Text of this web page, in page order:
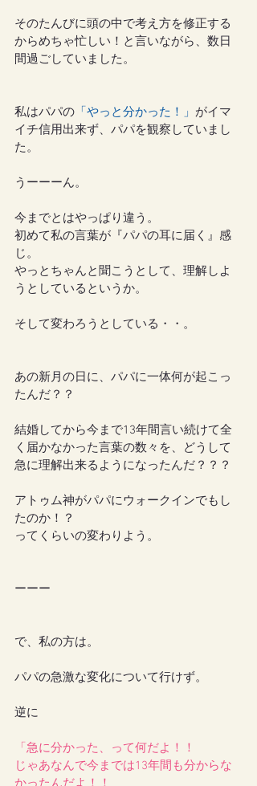
そのたんびに頭の中で考え方を修正する
からめちゃ忙しい！と言いながら、数日
間過ごしていました。
私はパパの 「やっと分かった！」 がイマ
イチ信用出来ず、パパを観察していまし
た。
うーーーん。
今までとはやっぱり違う。
初めて私の言葉が『パパの耳に届く』感
じ。
やっとちゃんと聞こうとして、理解しよ
うとしているというか。
そして変わろうとしている・・。
あの新月の日に、パパに一体何が起こっ
たんだ？？
結婚してから今まで13年間言い続けて全
く届かなかった言葉の数々を、どうして
急に理解出来るようになったんだ？？？
アトゥム神がパパにウォークインでもし
たのか！？
ってくらいの変わりよう。
ーーー
で、私の方は。
パパの急激な変化について行けず。
逆に
「急に分かった、って何だよ！！
じゃあなんで今までは13年間も分からな